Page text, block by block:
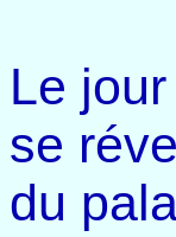
Le
se
du